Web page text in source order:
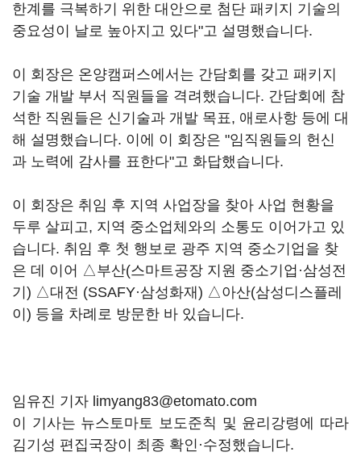
한계를 극복하기 위한 대안으로 첨단 패키지 기술의
중요성이 날로 높아지고 있다"고 설명했습니다.
이 회장은 온양캠퍼스에서는 간담회를 갖고 패키지
기술 개발 부서 직원들을 격려했습니다. 간담회에 참
석한 직원들은 신기술과 개발 목표, 애로사항 등에 대
해 설명했습니다. 이에 이 회장은 "임직원들의 헌신
과 노력에 감사를 표한다"고 화답했습니다.
이 회장은 취임 후 지역 사업장을 찾아 사업 현황을
두루 살피고, 지역 중소업체와의 소통도 이어가고 있
습니다. 취임 후 첫 행보로 광주 지역 중소기업을 찾
은 데 이어 △부산(스마트공장 지원 중소기업·삼성전
기) △대전 (SSAFY·삼성화재) △아산(삼성디스플레
이) 등을 차례로 방문한 바 있습니다.
임유진 기자 limyang83@etomato.com
이 기사는 뉴스토마토 보도준칙 및 윤리강령에 따라
김기성 편집국장이 최종 확인·수정했습니다.